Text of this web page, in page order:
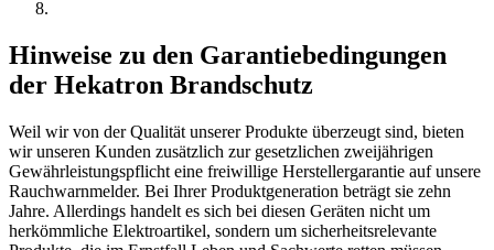
Hinweise zu den Garantiebedingungen
der Hekatron Brandschutz
Weil wir von der Qualität unserer Produkte überzeugt sind, bieten
wir unseren Kunden zusätzlich zur gesetzlichen zweijährigen
Gewährleistungspflicht eine freiwillige Herstellergarantie auf unsere
Rauchwarnmelder. Bei Ihrer Produktgeneration beträgt sie zehn
Jahre. Allerdings handelt es sich bei diesen Geräten nicht um
herkömmliche Elektroartikel, sondern um sicherheitsrelevante